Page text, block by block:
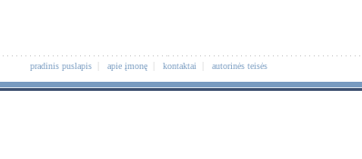
pradinis puslapis| apie įmonę| kontaktai autorinės teisės